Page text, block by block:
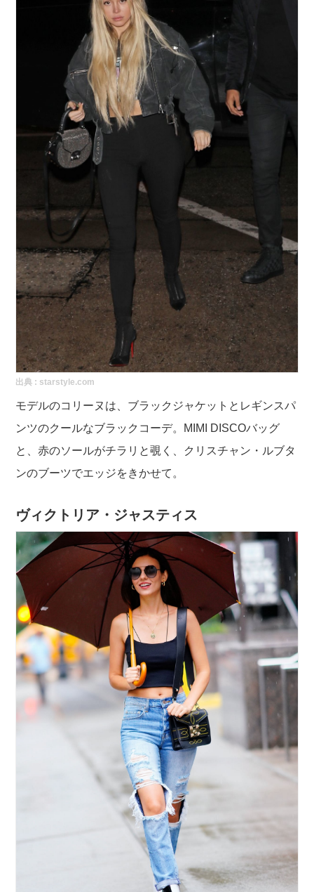
出典 : starstyle.com
モデルのコリーヌは、ブラックジャケットとレギンスパ
ンツのクールなブラックコーデ。MIMI DISCOバッグ
と、赤のソールがチラリと覗く、クリスチャン・ルブタ
ンのブーツでエッジをきかせて。
ヴィクトリア・ジャスティス